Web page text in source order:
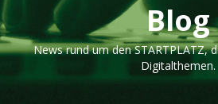
Blog
News rund um den STARTPLATZ,
Digitalthemen.